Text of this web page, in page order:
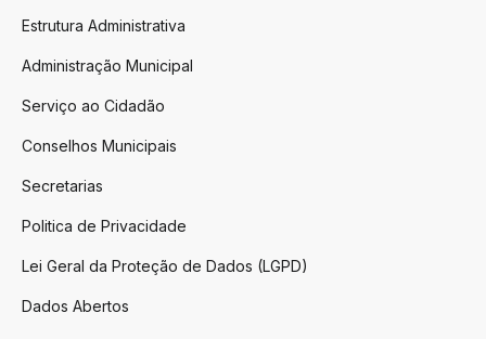
Estrutura Administrativa
Administração Municipal
Serviço ao Cidadão
Conselhos Municipais
Secretarias
Politica de Privacidade
Lei Geral da Proteção de Dados (LGPD)
Dados Abertos